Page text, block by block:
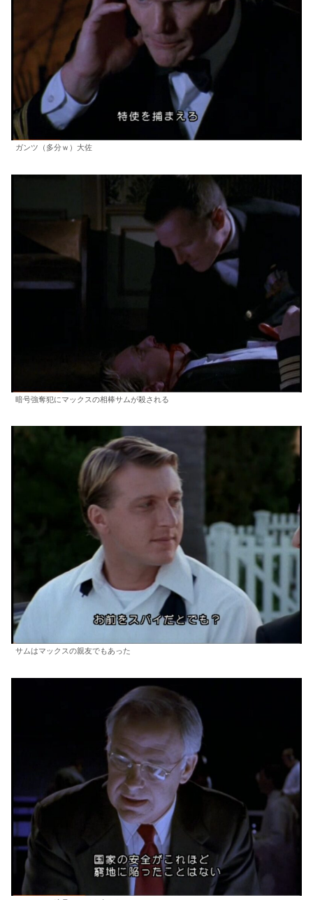
ガンツ（多分ｗ）大佐
暗号強奪犯にマックスの相棒サムが殺される
サムはマックスの親友でもあった